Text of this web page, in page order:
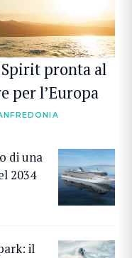
pronta al
per l’Europa
di una
2034
il